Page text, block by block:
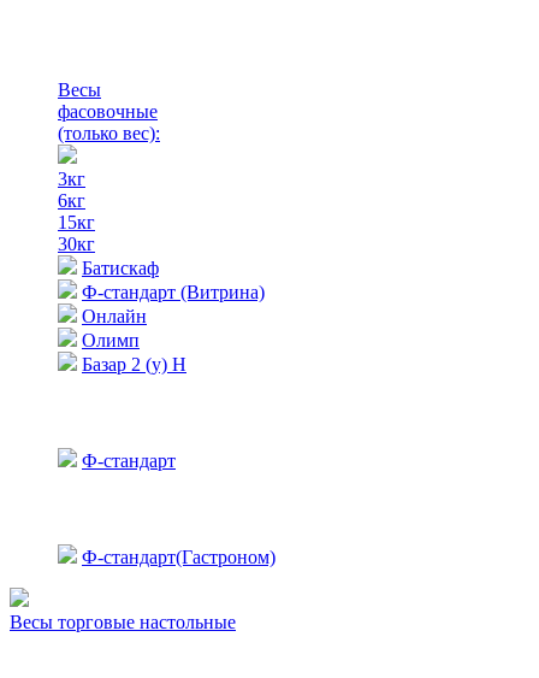
Весы
фасовочные
(только вес):
3кг
6кг
15кг
30кг
Батискаф
Ф-стандарт (Витрина)
Онлайн
Олимп
Базар 2 (у) Н
Ф-стандарт
Ф-стандарт(Гастроном)
Весы торговые настольные